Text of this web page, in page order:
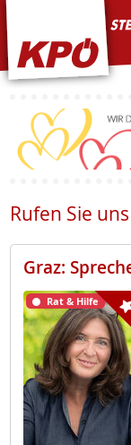
KPÖ Steiermark
Rufen Sie
Graz:
Rat & Hilfe